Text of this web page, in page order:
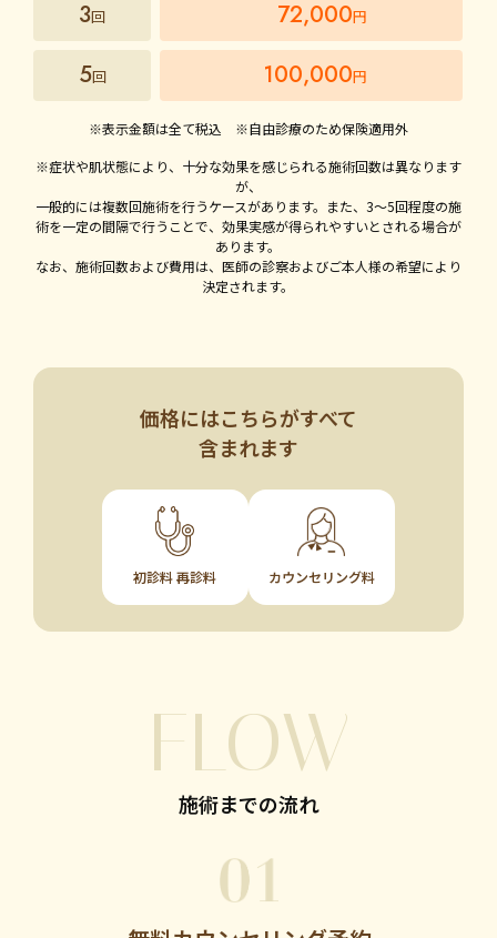
3回 72,000円
5回 100,000円
※表示金額は全て税込 ※自由診療のため保険適用外
※症状や肌状態により、十分な効果を感じられる施術回数は異なります
が、
一般的には複数回施術を行うケースがあります。また、3〜5回程度の施
術を一定の間隔で行うことで、効果実感が得られやすいとされる場合が
あります。
なお、施術回数および費用は、医師の診察およびご本人様の希望により
決定されます。
価格にはこちらがすべて
含まれます
初診料 再診料 カウンセリング料
FLOW
施術までの流れ